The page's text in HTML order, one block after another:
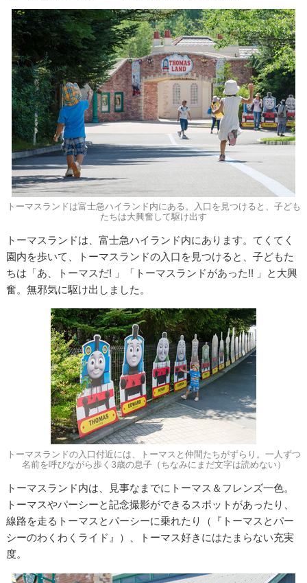
トーマスランドは富士急ハイランド内にある。入口を見つけると、子ども
たちは大興奮して駆け出す
トーマスランドは、富士急ハイランド内にあります。てくてく
園内を歩いて、トーマスランドの入口を見つけると、子どもた
ちは「あ、トーマスだ! 」「トーマスランドがあった!! 」と大興
奮。無邪気に駆け出しました。
トーマスランドの入口付近には、トーマスと仲間たちがずらり。一人ずつ
名前を呼びながら歩く3歳の息子（ちなみにまだ文字は読めない）
トーマスランド内は、見事なまでにトーマス＆フレンズ一色。
トーマスやパーシーと記念撮影ができるスポットがあったり、
線路を走るトーマスとパーシーに乗れたり（『トーマスとパー
シーのわくわくライド』）、トーマス好きにはたまらない充実
度。